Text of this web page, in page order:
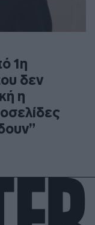
1η
δεν
η